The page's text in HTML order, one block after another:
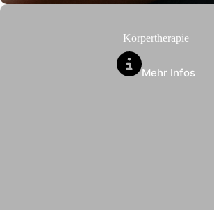
Körpertherapie
Mehr Infos